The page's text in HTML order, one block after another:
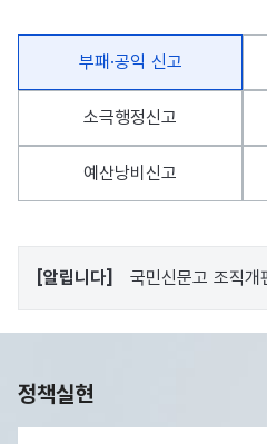
부패·공익 신고
소극행정신고
예산낭비신고
[알립니다]
정책실현